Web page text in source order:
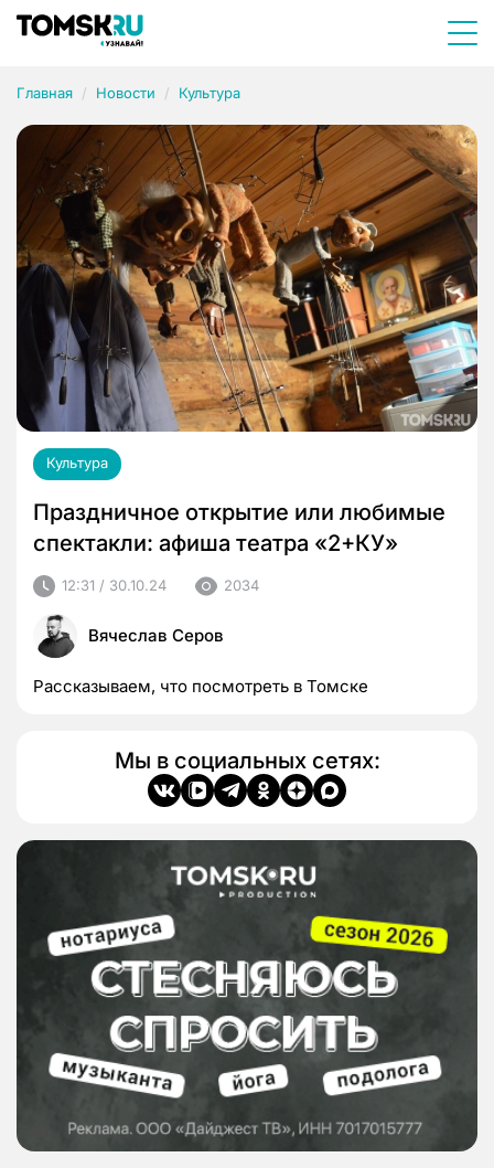
Главная Новости Культура
Культура
Праздничное открытие или любимые
спектакли: афиша театра «2+КУ»
12:31 / 30.10.24 2034
Вячеслав Серов
Рассказываем, что посмотреть в Томске
Мы в социальных сетях: